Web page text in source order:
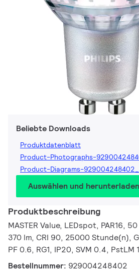
Beliebte Downloads
Produktdatenblatt
Product-Photographs-
Product-Diagrams-
Auswählen und herunterladen
Produktbeschreibung
MASTER Value, LEDspot, PAR16,
370 lm, CRI 90, 25000 Stunde(n),
PF 0.6, RG1, IP20, SVM 0.4, PstLM 1
Bestellnummer: 929004248402